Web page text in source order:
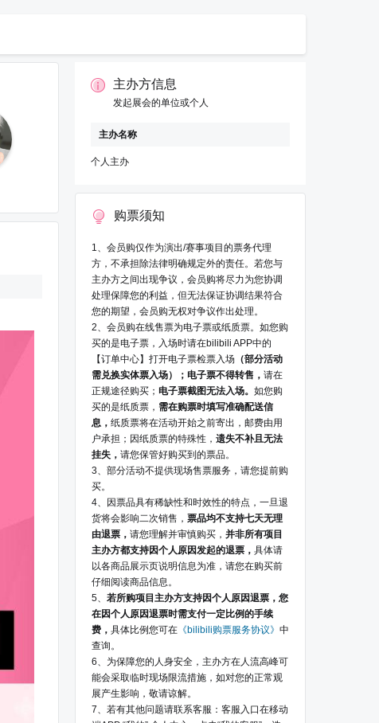
主办方信息
发起展会的单位或个人
主办名称
个人主办
购票须知
1、会员购仅作为演出/赛事项目的票务代理
方，不承担除法律明确规定外的责任。若您与
主办方之间出现争议，会员购将尽力为您协调
处理保障您的利益，但无法保证协调结果符合
您的期望，会员购无权对争议作出处理。
2、会员购在线售票为电子票或纸质票。如您购
买的是电子票，入场时请在bilibili APP中的
【订单中心】打开电子票检票入场 （部分活动
需兑换实体票入场）；电子票不得转售， 请在
正规途径购买； 电子票截图无法入场。 如您购
买的是纸质票， 需在购票时填写准确配送信
息， 纸质票将在活动开始之前寄出，邮费由用
户承担；因纸质票的特殊性， 遗失不补且无法
挂失， 请您保管好购买到的票品。
3、部分活动不提供现场售票服务，请您提前购
买。
4、因票品具有稀缺性和时效性的特点，一旦退
货将会影响二次销售， 票品均不支持七天无理
由退票， 请您理解并审慎购买， 并非所有项目
主办方都支持因个人原因发起的退票， 具体请
以各商品展示页说明信息为准，请您在购买前
仔细阅读商品信息。
5、 若所购项目主办方支持因个人原因退票，您
在因个人原因退票时需支付一定比例的手续
费， 具体比例您可在 《bilibili购票服务协议》 中
查询。
6、为保障您的人身安全，主办方在人流高峰可
能会采取临时现场限流措施，如对您的正常观
展产生影响，敬请谅解。
7、若有其他问题请联系客服：客服入口在移动